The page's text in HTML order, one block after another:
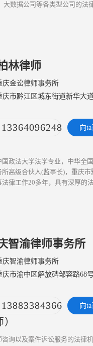
数据公司等各类型公司的法
林律师
庆金讼律师事务所
庆市黔江区城东街道新华大
13364096248 向
政法大学法学专业，中华全国
高级合伙人(监事长)，重庆市
律工作20多年，具有深厚的
智渝律师事务所
庆智渝律师事务所
庆市渝中区解放碑邹容路68
13883384366（邓向
询以及案件诉讼服务的法律